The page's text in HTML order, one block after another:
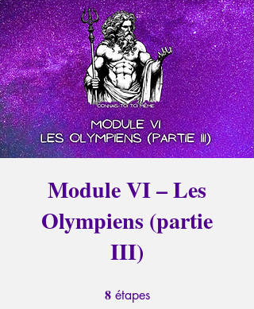
Module VI – Les
Olympiens (partie
III)
8 étapes